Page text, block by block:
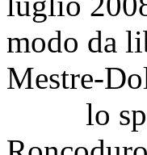
modo da
Mestre-
lo